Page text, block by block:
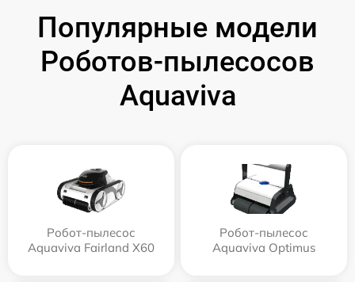
Популярные модели
Роботов-пылесосов
Aquaviva
Робот-пылесос
Aquaviva Fairland X60
Робот-пылесос
Aquaviva Optimus